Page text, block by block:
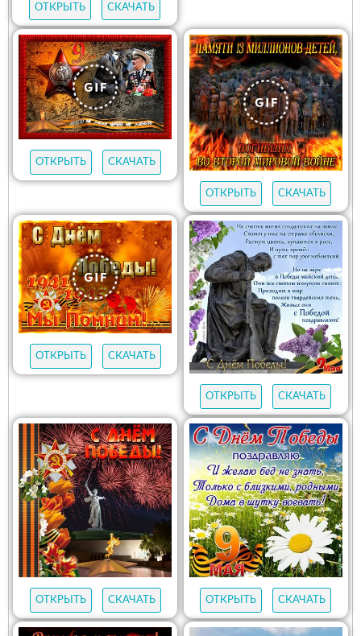
ОТКРЫТЬ СКАЧАТЬ
ОТКРЫТЬ СКАЧАТЬ
ОТКРЫТЬ СКАЧАТЬ
ОТКРЫТЬ СКАЧАТЬ
ОТКРЫТЬ СКАЧАТЬ
ОТКРЫТЬ СКАЧАТЬ ОТКРЫТЬ СКАЧАТЬ